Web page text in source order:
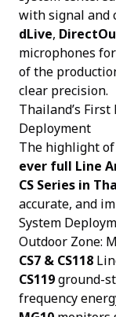
with signal and
dLive,
microphones
of the
clear precision.
Thailand’s First
Deployment
The highlight
ever full Line
CS Series in
accurate, and
System
Outdoor Zone:
CS7 & CS118
CS119ground-
frequency